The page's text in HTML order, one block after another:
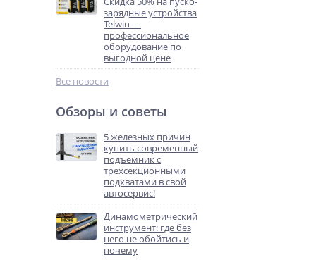
зарядные устройства
Telwin —
профессиональное
оборудование по
выгодной цене
Все новости
Обзоры и советы
5 железных причин
купить современный
подъемник с
трехсекционными
подхватами в свой
автосервис!
Динамометрический
инструмент: где без
него не обойтись и
почему